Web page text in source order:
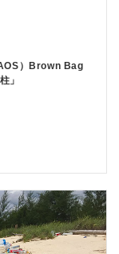
）Brown Bag
」